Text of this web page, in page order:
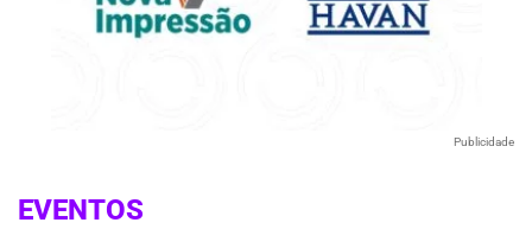
Publicidade
EVENTOS